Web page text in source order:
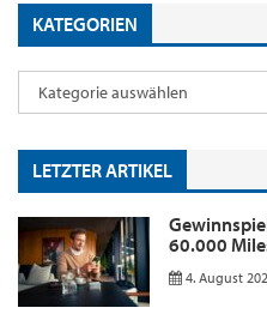
KATEGORIEN
LETZTER ARTIKEL
60.000
4. August